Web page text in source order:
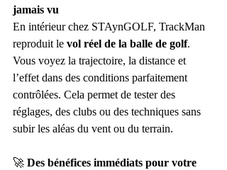
jamais vu
En intérieur chez STAynGOLF, TrackMan
reproduit le vol réel de la balle de golf.
Vous voyez la trajectoire, la distance et
l’effet dans des conditions parfaitement
contrôlées. Cela permet de tester des
réglages, des clubs ou des techniques sans
subir les aléas du vent ou du terrain.
🚀 Des bénéfices immédiats pour votre